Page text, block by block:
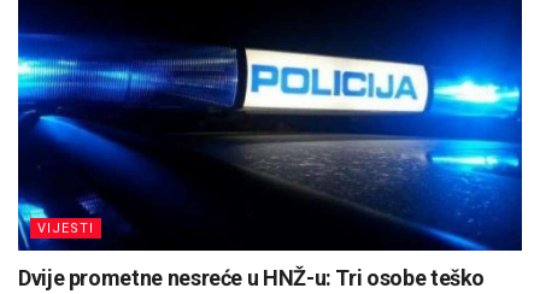
VIJESTI
Dvije prometne nesreće u HNŽ-u: Tri osobe teško